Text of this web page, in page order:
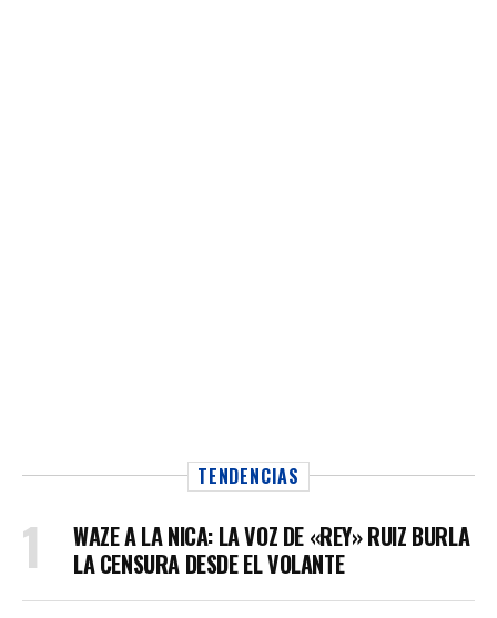
TENDENCIAS
WAZE A LA NICA: LA VOZ DE «REY» RUIZ BURLA
LA CENSURA DESDE EL VOLANTE